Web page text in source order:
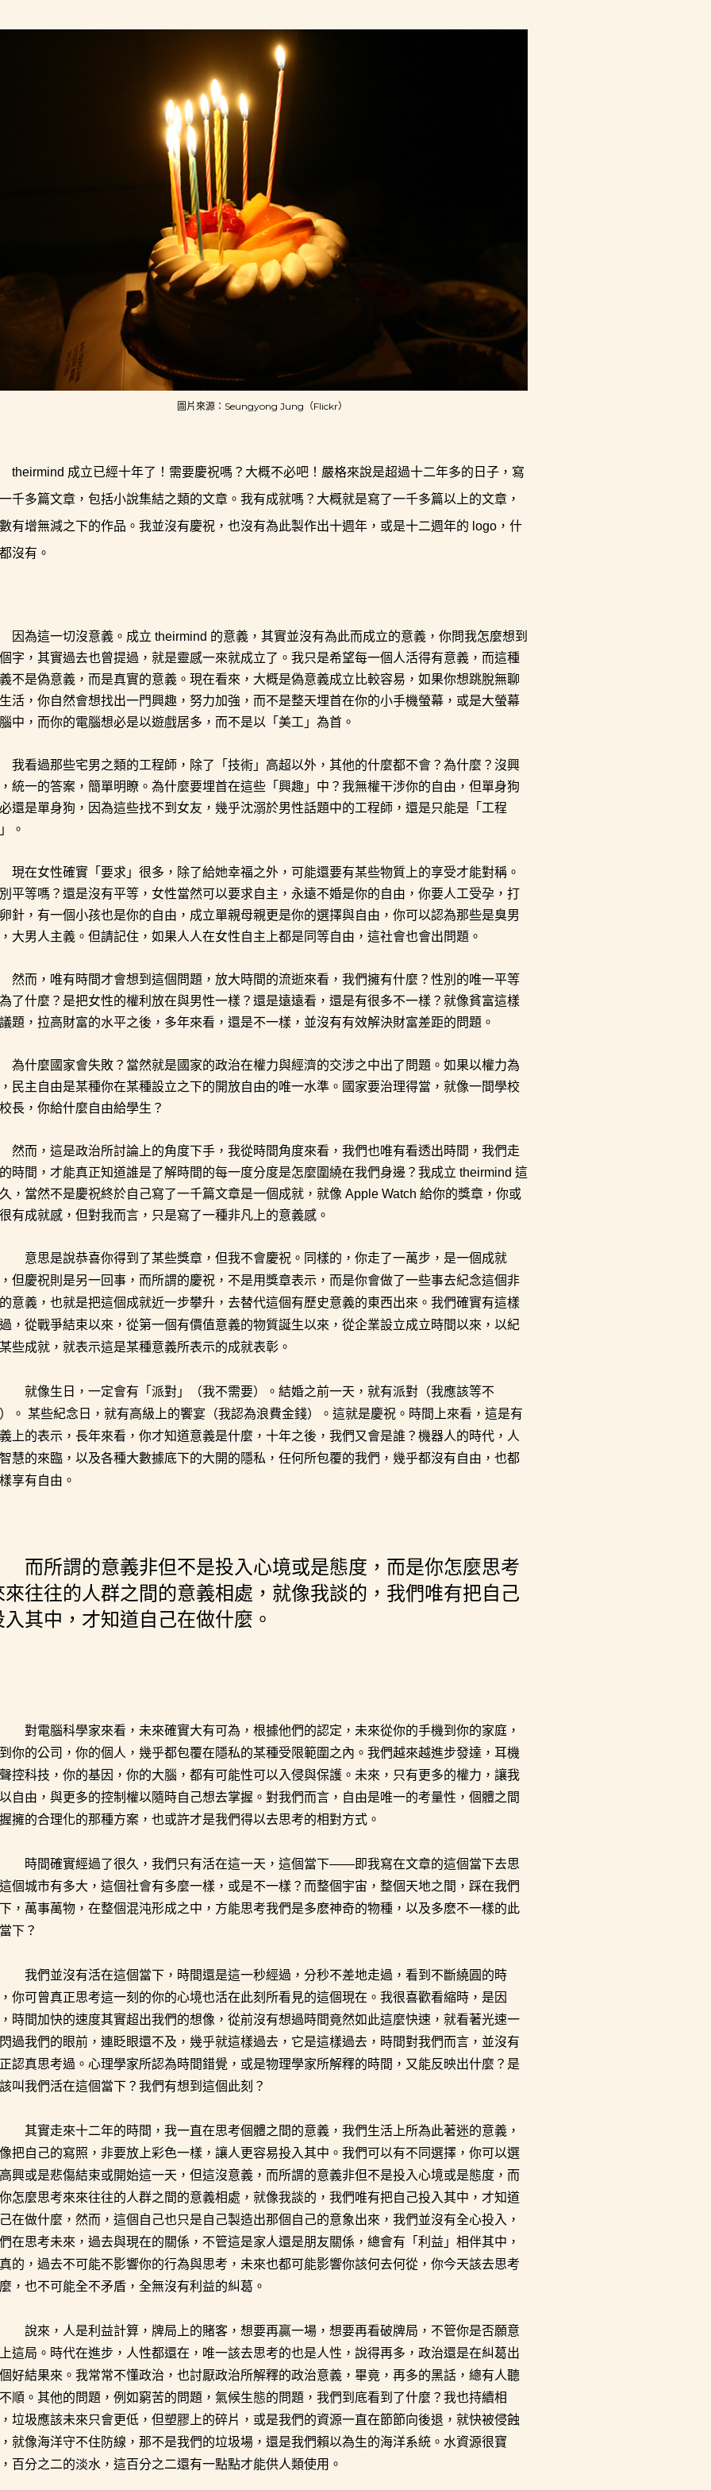
圖片來源： Seungyong Jung（Flickr）
theirmind 成立已經十年了！需要慶祝嗎？大概不必吧！嚴格來說是超過十二年多的日子，寫
千多篇文章，包括小說集結之類的文章。我有成就嗎？大概就是寫了一千多篇以上的文章，
有增無減之下的作品。我並沒有慶祝，也沒有為此製作出十週年，或是十二週年的 logo，什
沒有。
因為這一切沒意義。成立 theirmind 的意義，其實並沒有為此而成立的意義，你問我怎麼想到
字，其實過去也曾提過，就是靈感一來就成立了。我只是希望每一個人活得有意義，而這種
不是偽意義，而是真實的意義。現在看來，大概是偽意義成立比較容易，如果你想跳脫無聊
活，你自然會想找出一門興趣，努力加強，而不是整天埋首在你的小手機螢幕，或是大螢幕
中，而你的電腦想必是以遊戲居多，而不是以「美工」為首。
我看過那些宅男之類的工程師，除了「技術」高超以外，其他的什麼都不會？為什麼？沒興
統一的答案，簡單明瞭。為什麼要埋首在這些「興趣」中？我無權干涉你的自由，但單身狗
還是單身狗，因為這些找不到女友，幾乎沈溺於男性話題中的工程師，還是只能是「工程
。
現在女性確實「要求」很多，除了給她幸福之外，可能還要有某些物質上的享受才能對稱。
平等嗎？還是沒有平等，女性當然可以要求自主，永遠不婚是你的自由，你要人工受孕，打
針，有一個小孩也是你的自由，成立單親母親更是你的選擇與自由，你可以認為那些是臭男
大男人主義。但請記住，如果人人在女性自主上都是同等自由，這社會也會出問題。
然而，唯有時間才會想到這個問題，放大時間的流逝來看，我們擁有什麼？性別的唯一平等
了什麼？是把女性的權利放在與男性一樣？還是遠遠看，還是有很多不一樣？就像貧富這樣
題，拉高財富的水平之後，多年來看，還是不一樣，並沒有有效解決財富差距的問題。
為什麼國家會失敗？當然就是國家的政治在權力與經濟的交涉之中出了問題。如果以權力為
民主自由是某種你在某種設立之下的開放自由的唯一水準。國家要治理得當，就像一間學校
長，你給什麼自由給學生？
然而，這是政治所討論上的角度下手，我從時間角度來看，我們也唯有看透出時間，我們走
時間，才能真正知道誰是了解時間的每一度分度是怎麼圍繞在我們身邊？我成立 theirmind 這
，當然不是慶祝終於自己寫了一千篇文章是一個成就，就像 Apple Watch 給你的獎章，你或
有成就感，但對我而言，只是寫了一種非凡上的意義感。
意思是說恭喜你得到了某些獎章，但我不會慶祝。同樣的，你走了一萬步，是一個成就
但慶祝則是另一回事，而所謂的慶祝，不是用獎章表示，而是你會做了一些事去紀念這個非
意義，也就是把這個成就近一步攀升，去替代這個有歷史意義的東西出來。我們確實有這樣
，從戰爭結束以來，從第一個有價值意義的物質誕生以來，從企業設立成立時間以來，以紀
些成就，就表示這是某種意義所表示的成就表彰。
就像生日，一定會有「派對」（我不需要）。結婚之前一天，就有派對（我應該等不
。 某些紀念日，就有高級上的饗宴（我認為浪費金錢）。這就是慶祝。時間上來看，這是有
上的表示，長年來看，你才知道意義是什麼，十年之後，我們又會是誰？機器人的時代，人
慧的來臨，以及各種大數據底下的大開的隱私，任何所包覆的我們，幾乎都沒有自由，也都
享有自由。
而所謂的意義非但不是投入心境或是態度，而是你怎麼思考
來往往的人群之間的意義相處，就像我談的，我們唯有把自己
入其中，才知道自己在做什麼。
對電腦科學家來看，未來確實大有可為，根據他們的認定，未來從你的手機到你的家庭，
你的公司，你的個人，幾乎都包覆在隱私的某種受限範圍之內。我們越來越進步發達，耳機
控科技，你的基因，你的大腦，都有可能性可以入侵與保護。未來，只有更多的權力，讓我
自由，與更多的控制權以隨時自己想去掌握。對我們而言，自由是唯一的考量性，個體之間
擁的合理化的那種方案，也或許才是我們得以去思考的相對方式。
時間確實經過了很久，我們只有活在這一天，這個當下——即我寫在文章的這個當下去思
個城市有多大，這個社會有多麼一樣，或是不一樣？而整個宇宙，整個天地之間，踩在我們
，萬事萬物，在整個混沌形成之中，方能思考我們是多麽神奇的物種，以及多麽不一樣的此
下？
我們並沒有活在這個當下，時間還是這一秒經過，分秒不差地走過，看到不斷繞圓的時
你可曾真正思考這一刻的你的心境也活在此刻所看見的這個現在。我很喜歡看縮時，是因
時間加快的速度其實超出我們的想像，從前沒有想過時間竟然如此這麼快速，就看著光速一
過我們的眼前，連眨眼還不及，幾乎就這樣過去，它是這樣過去，時間對我們而言，並沒有
認真思考過。心理學家所認為時間錯覺，或是物理學家所解釋的時間，又能反映出什麼？是
叫我們活在這個當下？我們有想到這個此刻？
其實走來十二年的時間，我一直在思考個體之間的意義，我們生活上所為此著迷的意義，
把自己的寫照，非要放上彩色一樣，讓人更容易投入其中。我們可以有不同選擇，你可以選
興或是悲傷結束或開始這一天，但這沒意義，而所謂的意義非但不是投入心境或是態度，而
怎麼思考來來往往的人群之間的意義相處，就像我談的，我們唯有把自己投入其中，才知道
在做什麼，然而，這個自己也只是自己製造出那個自己的意象出來，我們並沒有全心投入，
在思考未來，過去與現在的關係，不管這是家人還是朋友關係，總會有「利益」相伴其中，
的，過去不可能不影響你的行為與思考，未來也都可能影響你該何去何從，你今天該去思考
，也不可能全不矛盾，全無沒有利益的糾葛。
說來，人是利益計算，牌局上的賭客，想要再贏一場，想要再看破牌局，不管你是否願意
這局。時代在進步，人性都還在，唯一該去思考的也是人性，說得再多，政治還是在糾葛出
好結果來。我常常不懂政治，也討厭政治所解釋的政治意義，畢竟，再多的黑話，總有人聽
順。其他的問題，例如窮苦的問題，氣候生態的問題，我們到底看到了什麼？我也持續相
垃圾應該未來只會更低，但塑膠上的碎片，或是我們的資源一直在節節向後退，就快被侵蝕
就像海洋守不住防線，那不是我們的垃圾場，還是我們賴以為生的海洋系統。水資源很寶
百分之二的淡水，這百分之二還有一點點才能供人類使用。